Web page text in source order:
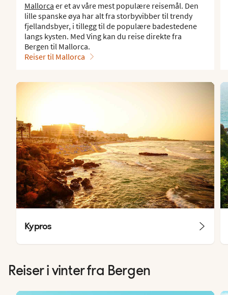
Mallorca er et av våre mest populære reisemål. Den
lille spanske øya har alt fra storbyvibber til trendy
fjellandsbyer, i tillegg til de populære badestedene
langs kysten. Med Ving kan du reise direkte fra
Bergen til Mallorca.
Reiser til Mallorca
Kypros
Reiser i vinter fra Bergen